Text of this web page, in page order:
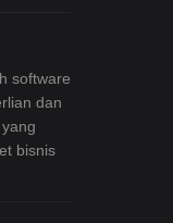
software
dan
bisnis